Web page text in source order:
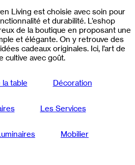
Living est choisie avec soin pour
et durabilité. L’eshop
de la boutique en proposant une
et élégante. On y retrouve des
cadeaux originales. Ici, l’art de
cultive avec goût.
table Décoration
Les Services
Mobilier